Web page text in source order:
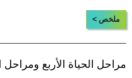
ملخص >
مراحل الحياة الأربع ومراحل